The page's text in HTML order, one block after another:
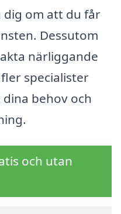
om att du får
Dessutom
närliggande
specialister
behov och
och utan